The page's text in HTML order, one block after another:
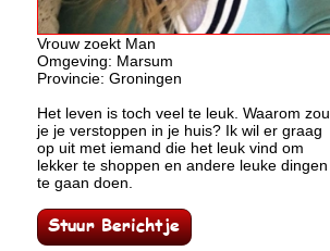
Vrouw zoekt Man
Omgeving: Marsum
Provincie: Groningen
Het leven is toch veel te leuk. Waarom zou
je je verstoppen in je huis? Ik wil er graag
op uit met iemand die het leuk vind om
lekker te shoppen en andere leuke dingen
te gaan doen.